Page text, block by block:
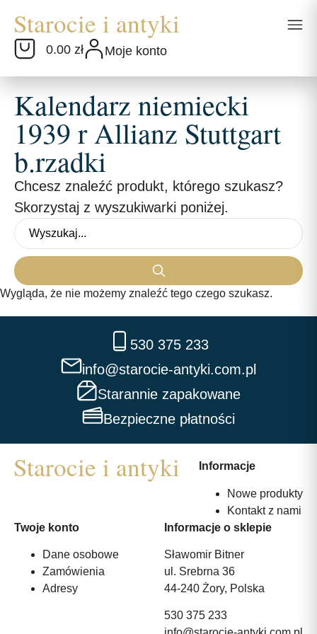
0.00 zł Moje konto
Kalendarz niemiecki
1939 r Allianz Stuttgart
b.rzadki
Chcesz znaleźć produkt, którego szukasz?
Skorzystaj z wyszukiwarki poniżej.
Wygląda, że nie możemy znaleźć tego czego szukasz.
530 375 233
info@starocie-antyki.com.pl
Starannie zapakowane
Bezpieczne płatności
Informacje
Nowe produkty
Kontakt z nami
Twoje konto
Dane osobowe
Zamówienia
Adresy
Informacje o sklepie
Sławomir Bitner
ul. Srebrna 36
44-240 Żory, Polska
530 375 233